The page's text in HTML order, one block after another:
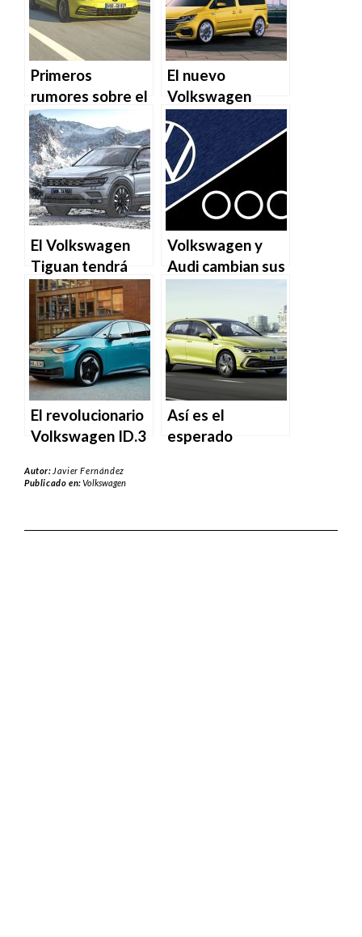
Primeros
rumores sobre el
nuevo
Volkswagen Golf
GTI
El nuevo
Volkswagen
Caddy se
presentará en el
Salón de Ginebra
El Volkswagen
Tiguan tendrá
una nueva
imagen este
2020
Volkswagen y
Audi cambian sus
“distanciamiento
social”
El revolucionario
Volkswagen ID.3
para el mercado
Así es el
esperado
Autor: Javier Fernández
Publicado en:Volkswagen